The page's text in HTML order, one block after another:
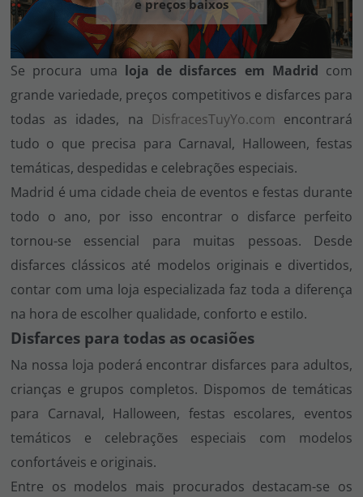
Vá em frente! Estávamos esperando por você.
CRIAR CONTA
e preços baixos
Se procura uma loja de disfarces em Madrid com
grande variedade, preços competitivos e disfarces para
todas as idades, na DisfracesTuyYo.com encontrará
tudo o que precisa para Carnaval, Halloween, festas
temáticas, despedidas e celebrações especiais.
Madrid é uma cidade cheia de eventos e festas durante
todo o ano, por isso encontrar o disfarce perfeito
tornou-se essencial para muitas pessoas. Desde
disfarces clássicos até modelos originais e divertidos,
contar com uma loja especializada faz toda a diferença
na hora de escolher qualidade, conforto e estilo.
Disfarces para todas as ocasiões
Na nossa loja poderá encontrar disfarces para adultos,
crianças e grupos completos. Dispomos de temáticas
para Carnaval, Halloween, festas escolares, eventos
temáticos e celebrações especiais com modelos
confortáveis e originais.
Entre os modelos mais procurados destacam-se os